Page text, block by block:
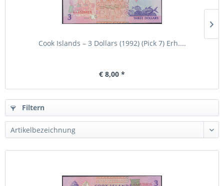
Cook Islands – 3 Dollars (1992) (Pick 7) Erh....
€ 8,00 *
Filtern